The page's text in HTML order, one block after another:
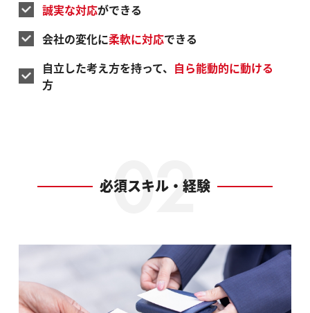
誠実な対応ができる
会社の変化に柔軟に対応できる
自立した考え方を持って、 自ら能動的に動ける
方
必須スキル・経験